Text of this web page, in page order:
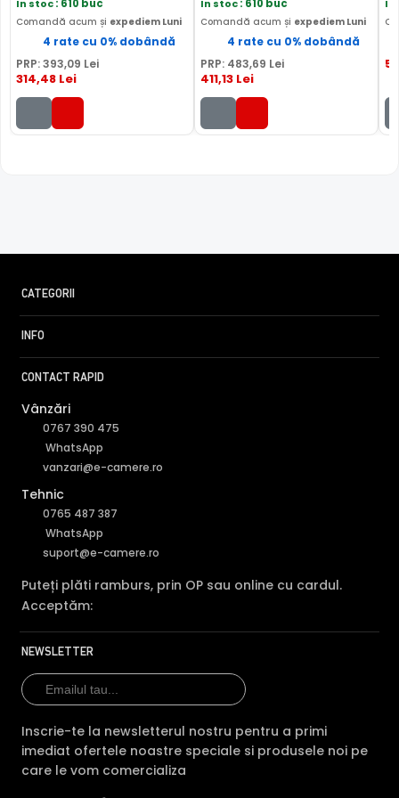
Dahua IPC-HFW2439S-SA-LED-0280B-S2 vs Dahua
IPC-HFW1639TC-A-IL-0280B →
Dahua IPC-HFW2439S-
SA-LED-0280B-S2 vs Dahua IPC-HFW1839TC-A-IL-
0280B-S6 →
In stoc: 610 buc
Comandă acum și expediem Luni
4 rate cu 0% dobândă
PRP:393,09 Lei
314,48 Lei
In stoc: 610 buc
Comandă acum și expediem Luni
4 rate cu 0% dobândă
PRP: 483,69 Lei
411,13 Lei
In
CATEGORII
INFO
CONTACT RAPID
Vânzări
0767 390 475
WhatsApp
vanzari@e-camere.ro
Tehnic
0765 487 387
WhatsApp
suport@e-camere.ro
Puteți plăti ramburs, prin OP sau online cu cardul.
Acceptăm:
NEWSLETTER
Inscrie-te la newsletterul nostru pentru a primi
imediat ofertele noastre speciale si produsele noi pe
care le vom comercializa